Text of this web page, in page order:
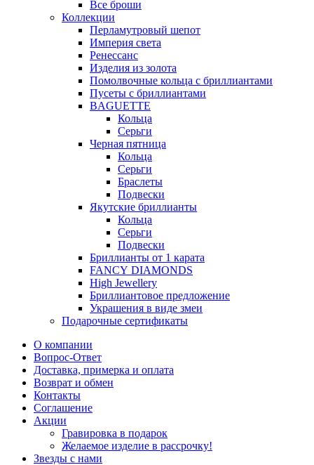
Все броши
Коллекции
Перламутровый шепот
Империя света
Ренессанс
Изделия из золота
Помолвочные кольца с бриллиантами
Пусеты с бриллиантами
BAGUETTE
Кольца
Серьги
Черная пятница
Кольца
Серьги
Браслеты
Подвески
Якутские бриллианты
Кольца
Серьги
Подвески
Бриллианты от 1 карата
FANCY DIAMONDS
High Jewellery
Бриллиантовое предложение
Украшения в виде змеи
Подарочные сертификаты
О компании
Вопрос-Ответ
Доставка, примерка и оплата
Возврат и обмен
Контакты
Соглашение
Акции
Гравировка в подарок
Желаемое изделие в рассрочку!
Звезды с нами